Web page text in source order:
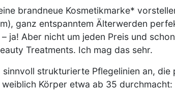
brandneue Kosmetikmarke*
ganz entspanntem Älterwerden
ja! Aber nicht um jeden Preis und
Treatments. Ich mag das sehr.
strukturierte Pflegelinien an,
Körper etwa ab 35 durchmacht: